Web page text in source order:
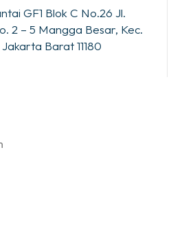
GF1 Blok C No.26 Jl.
2 – 5 Mangga Besar, Kec.
Barat 11180